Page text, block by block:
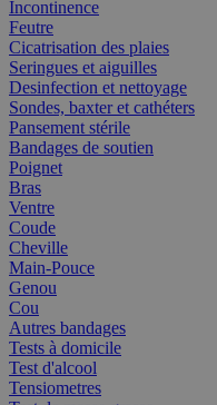
Incontinence
Feutre
Cicatrisation des plaies
Seringues et aiguilles
Desinfection et nettoyage
Sondes, baxter et cathéters
Pansement stérile
Bandages de soutien
Poignet
Bras
Ventre
Coude
Cheville
Main-Pouce
Genou
Cou
Autres bandages
Tests à domicile
Test d'alcool
Tensiometres